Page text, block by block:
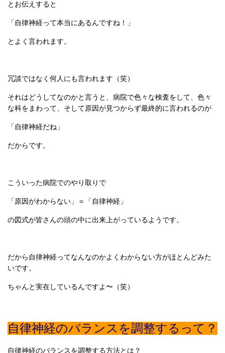
とお伝えすると
「自律神経って本当にあるんですね！」
とよく言われます。
冗談ではなく何人にも言われます（笑）
それはどうしてなのかと言うと、病院で色々な検査をして、色々
な科をまわって、そして原因が見つからず最終的に言われるのが
「自律神経だね」
だからです。
こういった病院でのやり取りで
「原因がわからない」＝「自律神経」
の図式が皆さんの頭の中に出来上がっているようです。
だから自律神経ってなんなのかよくわからない方がほとんどみた
いです。
ちゃんと実在しているんですよ〜（笑）
自律神経のバランスを調整するって？
自律神経のバランスを調整する方法とは？